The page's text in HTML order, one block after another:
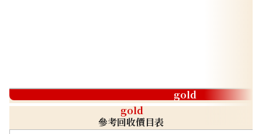
gold
gold
參考回收價目表